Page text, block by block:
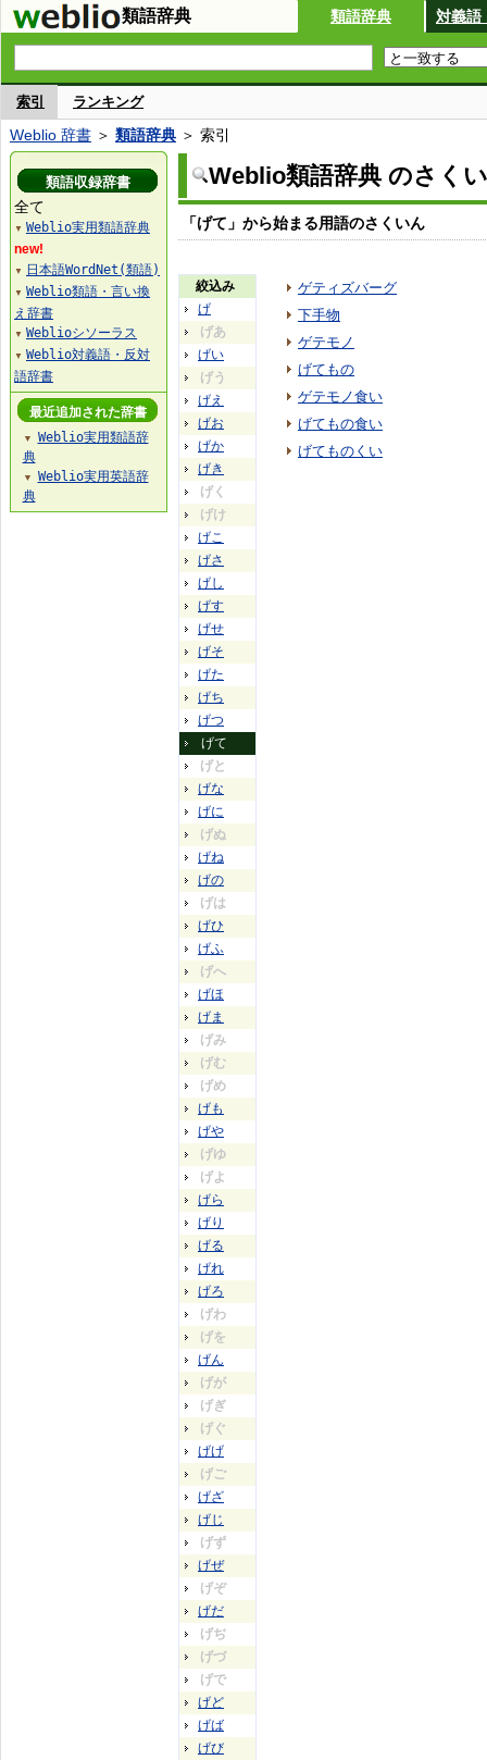
類語辞典 類語辞典 対義語
索引 ランキング
Weblio 辞書 ＞ 類語辞典 ＞ 索引
Weblio類語辞典 のさく
「げて」から始まる用語のさくいん
絞込み
げ
げあ
げい
げう
げえ
げお
げか
げき
げく
げけ
げこ
げさ
げし
げす
げせ
げそ
げた
げち
げつ
げて
げと
げな
げに
げぬ
げね
げの
げは
げひ
げふ
げへ
げほ
げま
げみ
げむ
げめ
げも
げや
げゆ
げよ
げら
げり
げる
げれ
げろ
げわ
げを
げん
げが
げぎ
げぐ
げげ
げご
げざ
げじ
げず
げぜ
げぞ
げだ
げぢ
げづ
げで
げど
げば
げび
ゲティズバーグ
下手物
ゲテモノ
げてもの
ゲテモノ食い
げてもの食い
げてものくい
類語収録辞書
全て
▼ Weblio実用類語辞典
new!
▼ 日本語WordNet(類語)
▼ Weblio類語・言い換
え辞書
▼ Weblioシソーラス
▼ Weblio対義語・反対
語辞書
最近追加された辞書
▼
Weblio実用類語辞
典
▼
Weblio実用英語辞
典